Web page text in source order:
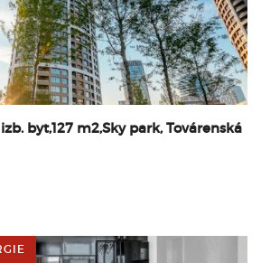
byt,127 m2,Sky park, Továrenská